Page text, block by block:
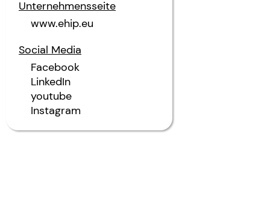
Unternehmensseite
www.ehip.eu
Social Media
Facebook
LinkedIn
youtube
Instagram